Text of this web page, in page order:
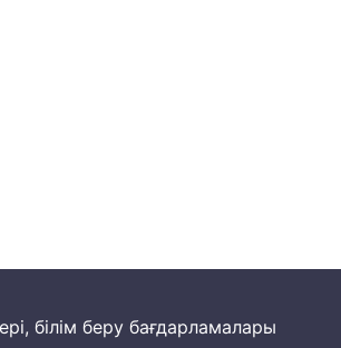
білім беру бағдарламалары